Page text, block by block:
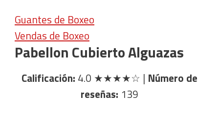
Guantes de Boxeo
Vendas de Boxeo
Pabellon Cubierto Alguazas
Calificación: 4.0 ★★★★☆ | Número de
reseñas: 139